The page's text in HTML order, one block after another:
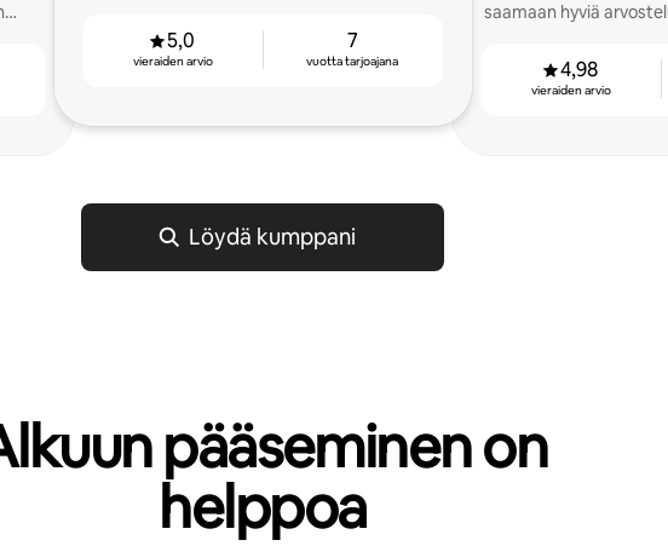
5,0
vieraiden arvio
7
vuotta tarjoajana
saamaan hyviä
4,98
vieraiden arvio
Löydä kumppani
pääseminen on
helppoa